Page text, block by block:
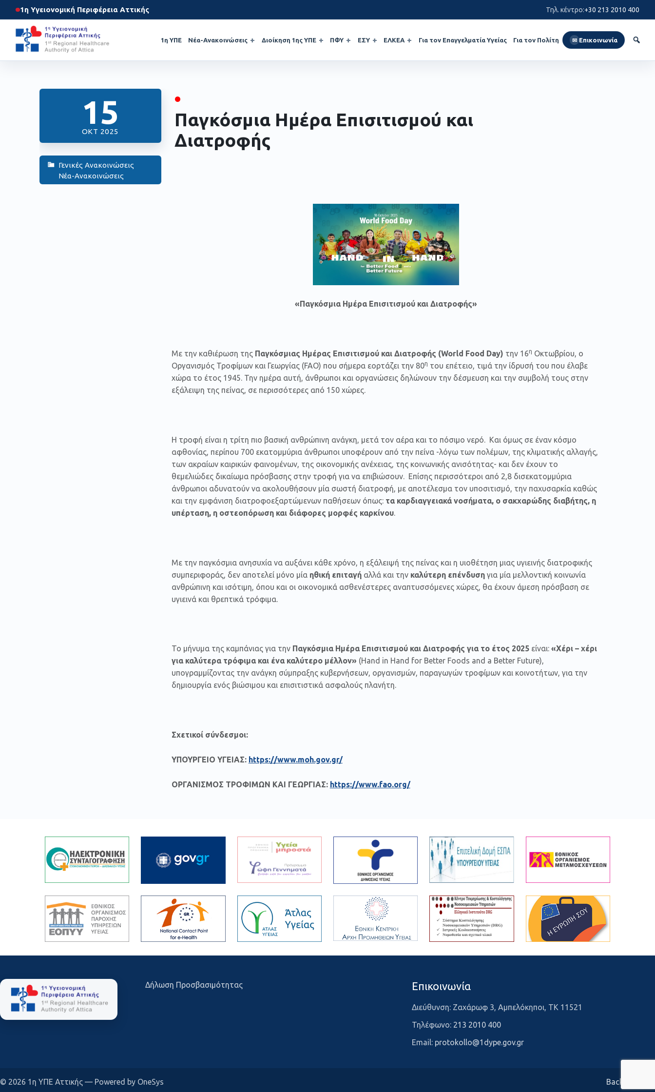
1η Υγειονομική Περιφέρεια Αττικής Τηλ. κέντρο:+30 213 2010 400
1η ΥΠΕ Νέα-Ανακοινώσεις Διοίκηση 1ης ΥΠΕ ΠΦΥ ΕΣΥ ΕΛΚΕΑ Για τον Επαγγελματία Υγείας Για τον Πολίτη ✉ Επικοινωνία
15
ΟΚΤ 2025
Γενικές Ανακοινώσεις
Νέα-Ανακοινώσεις
•
Παγκόσμια Ημέρα Επισιτισμού και
Διατροφής
«Παγκόσμια Ημέρα Επισιτισμού και Διατροφής»
Με την καθιέρωση της Παγκόσμιας Ημέρας Επισιτισμού και Διατροφής (World Food Day) την 16η Οκτωβρίου, ο
Οργανισμός Τροφίμων και Γεωργίας (FAO) που σήμερα εορτάζει την 80η του επέτειο, τιμά την ίδρυσή του που έλαβε
χώρα το έτος 1945. Την ημέρα αυτή, άνθρωποι και οργανώσεις δηλώνουν την δέσμευση και την συμβολή τους στην
εξάλειψη της πείνας, σε περισσότερες από 150 χώρες.
Η τροφή είναι η τρίτη πιο βασική ανθρώπινη ανάγκη, μετά τον αέρα και το πόσιμο νερό. Και όμως σε έναν κόσμο
αφθονίας, περίπου 700 εκατομμύρια άνθρωποι υποφέρουν από την πείνα -λόγω των πολέμων, της κλιματικής αλλαγής,
των ακραίων καιρικών φαινομένων, της οικονομικής ανέχειας, της κοινωνικής ανισότητας- και δεν έχουν το
θεμελιώδες δικαίωμα πρόσβασης στην τροφή για να επιβιώσουν. Επίσης περισσότεροι από 2,8 δισεκατομμύρια
άνθρωποι αδυνατούν να ακολουθήσουν μία σωστή διατροφή, με αποτέλεσμα τον υποσιτισμό, την παχυσαρκία καθώς
και την εμφάνιση διατροφοεξαρτώμενων παθήσεων όπως: τα καρδιαγγειακά νοσήματα, ο σακχαρώδης διαβήτης, η
υπέρταση, η οστεοπόρωση και διάφορες μορφές καρκίνου.
Με την παγκόσμια ανησυχία να αυξάνει κάθε χρόνο, η εξάλειψή της πείνας και η υιοθέτηση μιας υγιεινής διατροφικής
συμπεριφοράς, δεν αποτελεί μόνο μία ηθική επιταγήαλλά και την καλύτερη επένδυσηγια μία μελλοντική κοινωνία
ανθρώπινη και ισότιμη, όπου και οι οικονομικά ασθενέστερες αναπτυσσόμενες χώρες, θα έχουν άμεση πρόσβαση σε
υγιεινά και θρεπτικά τρόφιμα.
Το μήνυμα της καμπάνιας για την Παγκόσμια Ημέρα Επισιτισμού και Διατροφής για το έτος 2025 είναι: «Χέρι – χέρι
για καλύτερα τρόφιμα και ένα καλύτερο μέλλον» (Hand in Hand for Better Foods and a Better Future),
υπογραμμίζοντας την ανάγκη σύμπραξης κυβερνήσεων, οργανισμών, παραγωγών τροφίμων και κοινοτήτων, για την
δημιουργία ενός βιώσιμου και επισιτιστικά ασφαλούς πλανήτη.
Σχετικοί σύνδεσμοι:
ΥΠΟΥΡΓΕΙΟ ΥΓΕΙΑΣ: https://www.moh.gov.gr/
ΟΡΓΑΝΙΣΜΟΣ ΤΡΟΦΙΜΩΝ ΚΑΙ ΓΕΩΡΓΙΑΣ: https://www.fao.org/
Δήλωση Προσβασιμότητας Επικοινωνία
Διεύθυνση: Ζαχάρωφ 3, Αμπελόκηποι, ΤΚ 11521
Τηλέφωνο: 213 2010 400
Email: protokollo@1dype.gov.gr
© 2026 1η ΥΠΕ Αττικής — Powered by OneSys Back to top ↑